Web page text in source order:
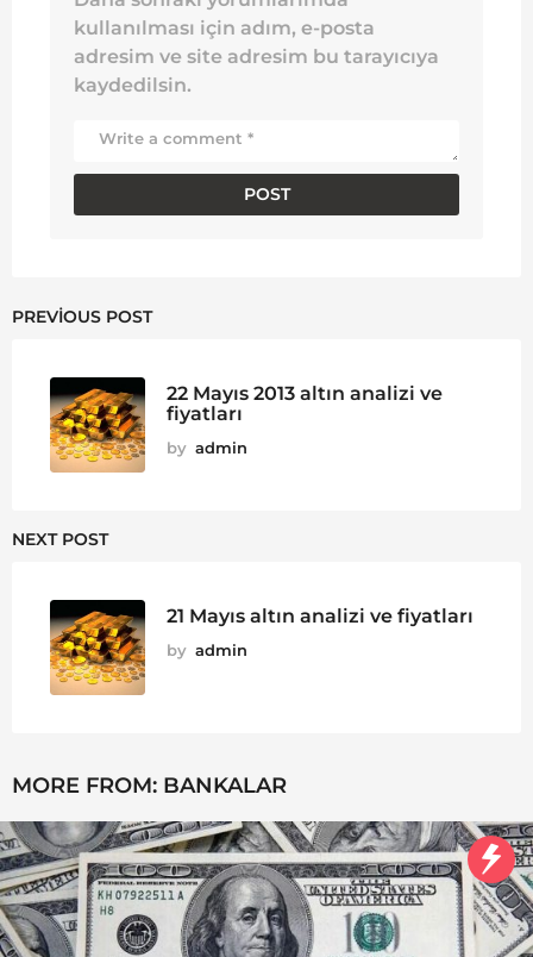
kullanılması için adım, e-posta
adresim ve site adresim bu tarayıcıya
kaydedilsin.
PREVIOUS POST
22 Mayıs 2013 altın analizi ve
fiyatları
by admin
NEXT POST
21 Mayıs altın analizi ve fiyatları
by admin
MORE FROM: BANKALAR